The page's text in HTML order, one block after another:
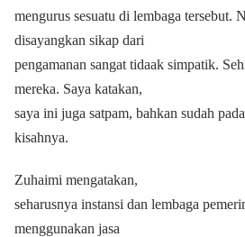
mengurus sesuatu di lembaga tersebut.
disayangkan sikap dari
pengamanan sangat tidaak simpatik.
mereka. Saya katakan,
saya ini juga satpam, bahkan sudah
kisahnya.
Zuhaimi mengatakan,
seharusnya instansi dan lembaga
menggunakan jasa